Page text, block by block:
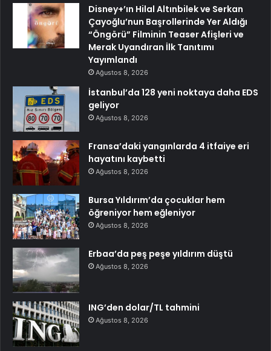
Disney+’ın Hilal Altınbilek ve Serkan
Çayoğlu’nun Başrollerinde Yer Aldığı
“Öngörü” Filminin Teaser Afişleri ve
Merak Uyandıran İlk Tanıtımı
Yayımlandı
Ağustos 8, 2026
İstanbul’da 128 yeni noktaya daha EDS
geliyor
Ağustos 8, 2026
Fransa’daki yangınlarda 4 itfaiye eri
hayatını kaybetti
Ağustos 8, 2026
Bursa Yıldırım’da çocuklar hem
öğreniyor hem eğleniyor
Ağustos 8, 2026
Erbaa’da peş peşe yıldırım düştü
Ağustos 8, 2026
ING’den dolar/TL tahmini
Ağustos 8, 2026